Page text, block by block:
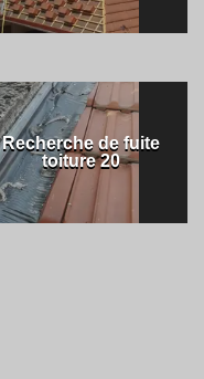
Recherche de fuite
toiture 20